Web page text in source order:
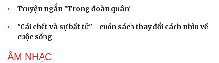
Truyện ngắn "Trong đoàn quân"
"Cái chết và sự bất tử" - cuốn sách thay đổi cách nhìn về
cuộc sống
ÂM NHẠC